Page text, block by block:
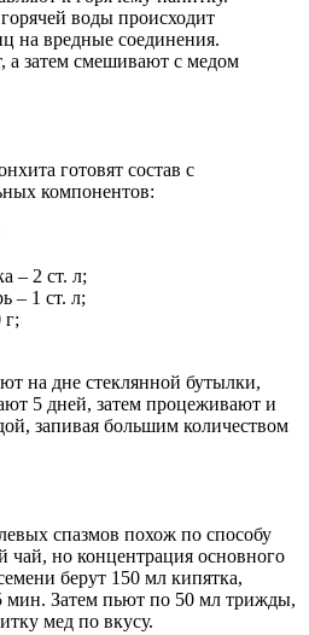
воды происходит
на вредные соединения.
а затем смешивают с медом
готовят состав с
компонентов:
– 2 ст. л;
– 1 ст. л;
г;
на дне стеклянной бутылки,
5 дней, затем процеживают и
запивая большим количеством
спазмов похож по способу
чай, но концентрация основного
берут 150 мл кипятка,
мин. Затем пьют по 50 мл трижды,
мед по вкусу.